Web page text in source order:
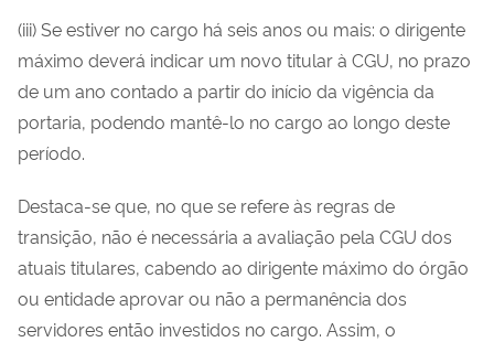
(iii) Se estiver no cargo há seis anos ou mais: o dirigente
máximo deverá indicar um novo titular à CGU, no prazo
de um ano contado a partir do início da vigência da
portaria, podendo mantê-lo no cargo ao longo deste
período.
Destaca-se que, no que se refere às regras de
transição, não é necessária a avaliação pela CGU dos
atuais titulares, cabendo ao dirigente máximo do órgão
ou entidade aprovar ou não a permanência dos
servidores então investidos no cargo. Assim, o